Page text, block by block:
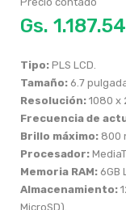
Gs.
Tipo: PLS LCD.
Tamaño: 6.7
Resolución: 1080 x
Frecuencia de
Brillo máximo: 800
Procesador:
Memoria RAM: 6GB
Almacenamiento:
MicroSD).